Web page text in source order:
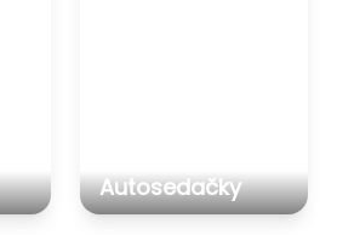
Autosedačky